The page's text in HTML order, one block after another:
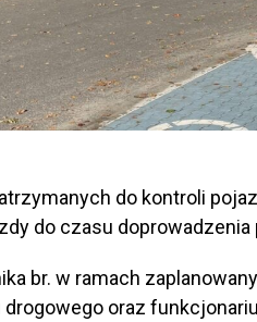
do kontroli
do czasu
br. w ramach
oraz